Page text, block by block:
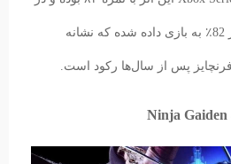
سایت OpenCritic هم امتیاز 82٪ به بازی داده شده که نشانه
پس از سال‌ها رکود است.